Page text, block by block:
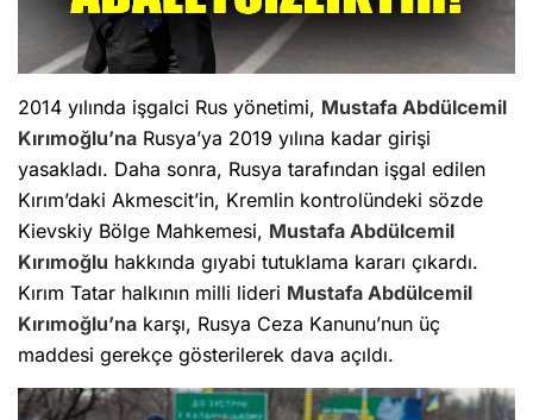
2014 yılında işgalci Rus yönetimi, Mustafa Abdülcemil
Kırımoğlu’na Rusya’ya 2019 yılına kadar girişi
yasakladı. Daha sonra, Rusya tarafından işgal edilen
Kırım’daki Akmescit’in, Kremlin kontrolündeki sözde
Kievskiy Bölge Mahkemesi, Mustafa Abdülcemil
Kırımoğlu hakkında gıyabi tutuklama kararı çıkardı.
Kırım Tatar halkının milli lideri Mustafa Abdülcemil
Kırımoğlu’na karşı, Rusya Ceza Kanunu’nun üç
maddesi gerekçe gösterilerek dava açıldı.